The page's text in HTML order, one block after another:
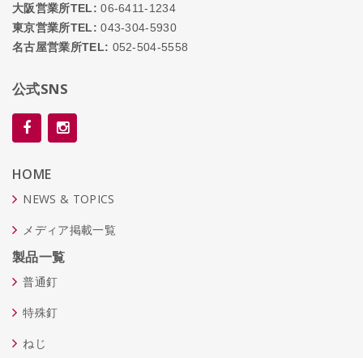
大阪営業所TEL: 06-6411-1234
東京営業所TEL: 043-304-5930
名古屋営業所TEL: 052-504-5558
公式SNS
HOME
NEWS & TOPICS
メディア掲載一覧
製品一覧
普通釘
特殊釘
ねじ